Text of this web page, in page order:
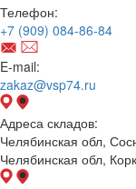
Телефон:
+7 (909) 084-86-84
E-mail:
zakaz@vsp74.ru
Адреса складов:
Челябинская обл,
Челябинская обл,